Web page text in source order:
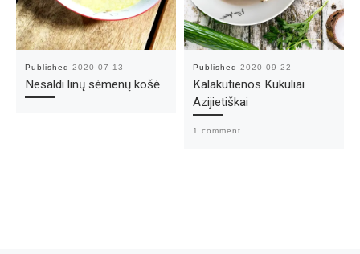
Published 2020-07-13
Nesaldi linų sėmenų košė
Published 2020-09-22
Kalakutienos Kukuliai
Azijietiškai
1 comment